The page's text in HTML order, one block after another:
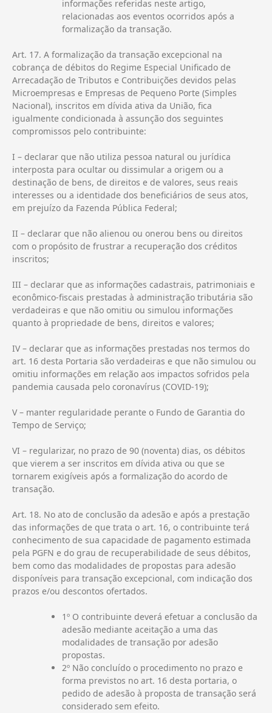
informações referidas neste artigo,
relacionadas aos eventos ocorridos após a
formalização da transação.
Art. 17. A formalização da transação excepcional na
cobrança de débitos do Regime Especial Unificado de
Arrecadação de Tributos e Contribuições devidos pelas
Microempresas e Empresas de Pequeno Porte (Simples
Nacional), inscritos em dívida ativa da União, fica
igualmente condicionada à assunção dos seguintes
compromissos pelo contribuinte:
I – declarar que não utiliza pessoa natural ou jurídica
interposta para ocultar ou dissimular a origem ou a
destinação de bens, de direitos e de valores, seus reais
interesses ou a identidade dos beneficiários de seus atos,
em prejuízo da Fazenda Pública Federal;
II – declarar que não alienou ou onerou bens ou direitos
com o propósito de frustrar a recuperação dos créditos
inscritos;
III – declarar que as informações cadastrais, patrimoniais e
econômico-fiscais prestadas à administração tributária são
verdadeiras e que não omitiu ou simulou informações
quanto à propriedade de bens, direitos e valores;
IV – declarar que as informações prestadas nos termos do
art. 16 desta Portaria são verdadeiras e que não simulou ou
omitiu informações em relação aos impactos sofridos pela
pandemia causada pelo coronavírus (COVID-19);
V – manter regularidade perante o Fundo de Garantia do
Tempo de Serviço;
VI – regularizar, no prazo de 90 (noventa) dias, os débitos
que vierem a ser inscritos em dívida ativa ou que se
tornarem exigíveis após a formalização do acordo de
transação.
Art. 18. No ato de conclusão da adesão e após a prestação
das informações de que trata o art. 16, o contribuinte terá
conhecimento de sua capacidade de pagamento estimada
pela PGFN e do grau de recuperabilidade de seus débitos,
bem como das modalidades de propostas para adesão
disponíveis para transação excepcional, com indicação dos
prazos e/ou descontos ofertados.
1º O contribuinte deverá efetuar a conclusão da
adesão mediante aceitação a uma das
modalidades de transação por adesão
propostas.
2º Não concluído o procedimento no prazo e
forma previstos no art. 16 desta portaria, o
pedido de adesão à proposta de transação será
considerado sem efeito.